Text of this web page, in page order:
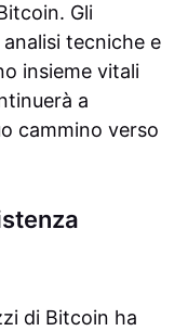
Gli
tecniche e
insieme vitali
a
cammino verso
di Bitcoin ha